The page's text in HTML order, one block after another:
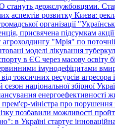
держслужбовцями.
аспектів розвитку Києва:
організації
присвячена підсумкам
"Мрія" по поточній
моделі лікування
в ЄС через масову освіту
імунодефіцитами
токсичних ресурсів
національної збірної
енергоефективності
міністра про
позбавили можливості
в Україні стартує